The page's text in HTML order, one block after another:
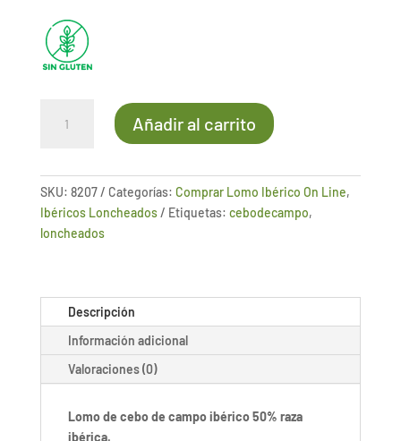
campo
ibérico
50%
-
entera
loncheada
cantidad
Añadir al carrito
SKU: 8207 Categorías: Comprar Lomo Ibérico On Line,
Ibéricos Loncheados
Etiquetas: cebodecampo,
loncheados
Descripción
Información adicional
Valoraciones (0)
Lomo de cebo de campo ibérico 50% raza
ibérica.